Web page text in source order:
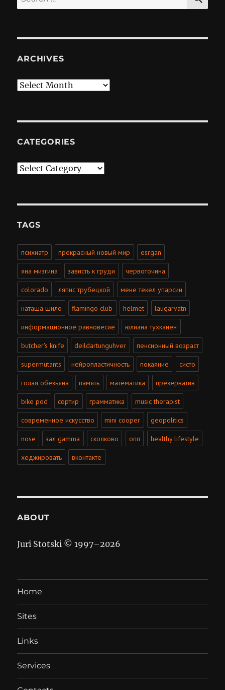
for:
ARCHIVES
Archives
CATEGORIES
Categories
TAGS
психиатр прекрасный новый мир esrgan
яна мизгина зависть к груди червоточина
colorado ляпис трубецкой мене текел упарсин
наташа шило flamingo club helmet laugarvatn
информационное равновесие юлиана тухканен
butcher's knife deildartunguhver пенсионный возраст
supermutants нейропластичность покаяние систо
голая обезьяна память математика презерватив
bike pod сортир грамматика music therapist
современное искусство mini cooper geopolitics
nose зал gamma сколково опп healthy lifestyle
хеджировать вконтакте
ABOUT
Juri Stotski © 1997–2026
Home
Sites
Links
Services